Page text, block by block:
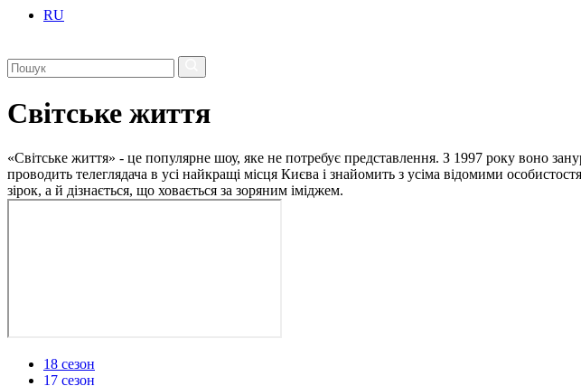
RU
Світське життя
«Світське життя» - це популярне шоу, яке не потребує представлення. З 1997 року воно
проводить телеглядача в усі найкращі місця Києва і знайомить з усіма відомими
зірок, а й дізнається, що ховається за зоряним іміджем.
18 сезон
17 сезон